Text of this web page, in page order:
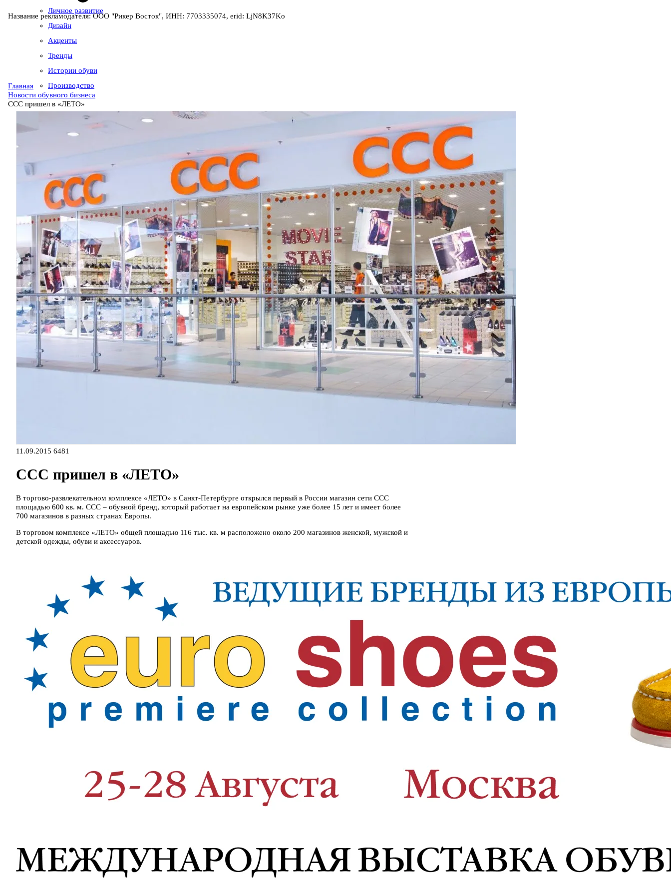
Личное развитие
Дизайн
Акценты
Тренды
Истории обуви
Производство
Название рекламодателя: ООО "Рикер Восток", ИНН: 7703335074, erid: LjN8K37Ko
Главная
Новости обувного бизнеса
ССС пришел в «ЛЕТО»
11.09.2015 6481
ССС пришел в «ЛЕТО»
В торгово-развлекательном комплексе «ЛЕТО» в Санкт-Петербурге открылся первый в России магазин сети ССС
площадью 600 кв. м. ССС – обувной бренд, который работает на европейском рынке уже более 15 лет и имеет более
700 магазинов в разных странах Европы.
В торговом комплексе «ЛЕТО» общей площадью 116 тыс. кв. м расположено около 200 магазинов женской, мужской и
детской одежды, обуви и аксессуаров.